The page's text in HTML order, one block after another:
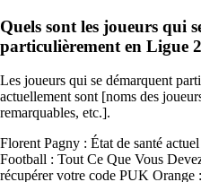
Quels sont les joueurs qui
particulièrement en Ligue
Les joueurs qui se démarquent
actuellement sont [noms des
remarquables, etc.].
Florent Pagny : État de santé actuel
Football : Tout Ce Que Vous
récupérer votre code PUK Orange